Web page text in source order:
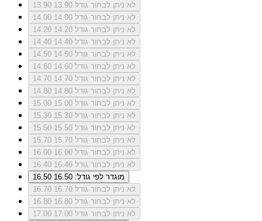
13.90
לא ניתן לבחור גודל 13.90
14.00
לא ניתן לבחור גודל 14.00
14.20
לא ניתן לבחור גודל 14.20
14.40
לא ניתן לבחור גודל 14.40
14.50
לא ניתן לבחור גודל 14.50
14.60
לא ניתן לבחור גודל 14.60
14.70
לא ניתן לבחור גודל 14.70
14.80
לא ניתן לבחור גודל 14.80
15.00
לא ניתן לבחור גודל 15.00
15.30
לא ניתן לבחור גודל 15.30
15.50
לא ניתן לבחור גודל 15.50
15.70
לא ניתן לבחור גודל 15.70
16.00
לא ניתן לבחור גודל 16.00
16.40
לא ניתן לבחור גודל 16.40
16.50
מוגדר לפי גודל: 16.50
16.70
לא ניתן לבחור גודל 16.70
16.80
לא ניתן לבחור גודל 16.80
17.00
לא ניתן לבחור גודל 17.00